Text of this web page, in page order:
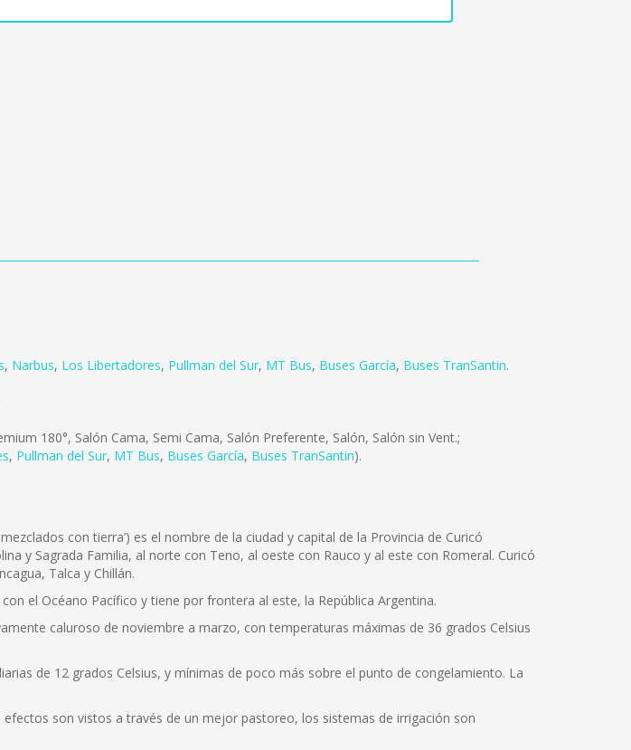
, Narbus, Los Libertadores, Pullman del Sur, MT Bus, Buses García, Buses TranSantin.
180°, Salón Cama, Semi Cama, Salón Preferente, Salón, Salón sin Vent.;
, Pullman del Sur, MT Bus, Buses García, Buses TranSantin).
con tierra’) es el nombre de la ciudad y capital de la Provincia de Curicó
y Sagrada Familia, al norte con Teno, al oeste con Rauco y al este con Romeral. Curicó
Talca y Chillán.
el Océano Pacífico y tiene por frontera al este, la República Argentina.
caluroso de noviembre a marzo, con temperaturas máximas de 36 grados Celsius
de 12 grados Celsius, y mínimas de poco más sobre el punto de congelamiento. La
son vistos a través de un mejor pastoreo, los sistemas de irrigación son